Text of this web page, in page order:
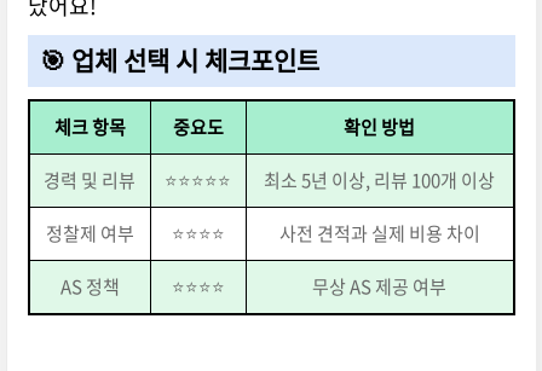
🎯 업체 선택 시 체크포인트
체크 항목 중요도
확인 방법
경력 및 리뷰
⭐⭐⭐⭐⭐
최소 5년 이상, 리뷰 100개 이상
정찰제 여부
⭐⭐⭐⭐
사전 견적과 실제 비용 차이
AS 정책
⭐⭐⭐⭐ 무상 AS 제공 여부